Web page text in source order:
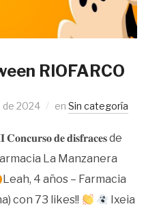
RIOFARCO
de 2024 en Sin categoría
𝐝𝐞 𝐝𝐢𝐬𝐟𝐫𝐚𝐜𝐞𝐬 de
La Manzanera
Leah, 4 años – Farmacia
con 73 likes!!
Ixeia